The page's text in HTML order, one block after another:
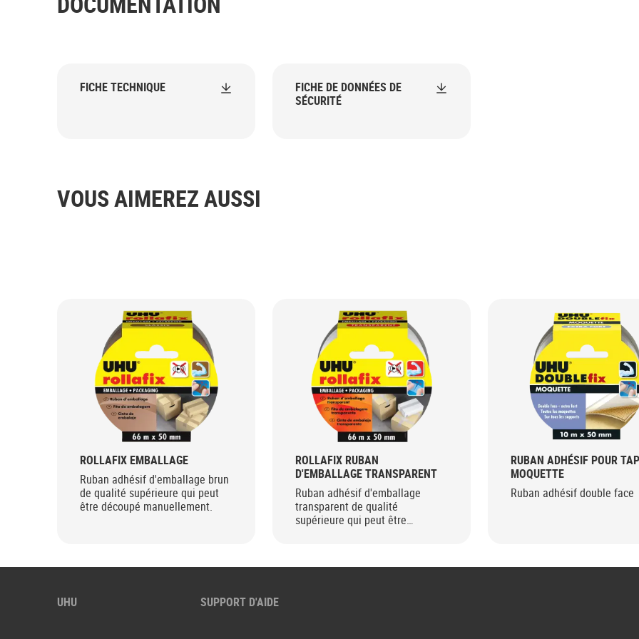
FICHE TECHNIQUE
FICHE DE DONNÉES DE
SÉCURITÉ
VOUS AIMEREZ AUSSI
ROLLAFIX EMBALLAGE
Ruban adhésif d'emballage brun
de qualité supérieure qui peut
être découpé manuellement.
ROLLAFIX RUBAN
D'EMBALLAGE TRANSPARENT
Ruban adhésif d'emballage
transparent de qualité
supérieure qui peut être
RUBAN ADHÉSIF POUR
MOQUETTE
Ruban adhésif double face
UHU SUPPORT D'AIDE